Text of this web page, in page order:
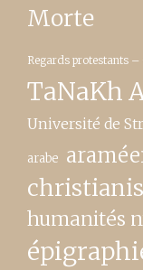
Morte
Regards protestants –
TaNaKh
Université de
arabe
humanités